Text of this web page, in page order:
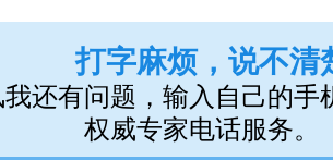
打字麻烦，说不清
还有问题，输入自己的手
权威专家电话服务。